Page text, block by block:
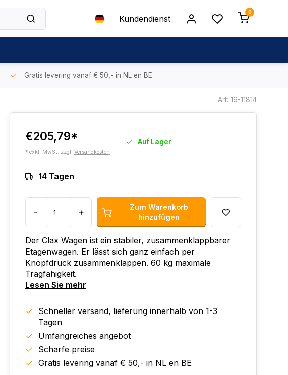
Kundendienst
0
Gratis levering vanaf € 50,- in NL en BE
Art: 19-11814
€205,79*
* exkl. MwSt. zzgl. Versandkosten
Auf Lager
14 Tagen
- +
Zum Warenkorb
hinzufügen
Der Clax Wagen ist ein stabiler, zusammenklappbarer
Etagenwagen. Er lässt sich ganz einfach per
Knopfdruck zusammenklappen. 60 kg maximale
Tragfähigkeit.
Lesen Sie mehr
Schneller versand, lieferung innerhalb von 1-3
Tagen
Umfangreiches angebot
Scharfe preise
Gratis levering vanaf € 50,- in NL en BE